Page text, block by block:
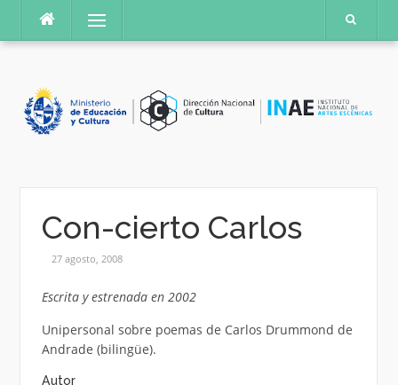
contenido
Menú
Con-cierto Carlos
27 agosto, 2008
Escrita y estrenada en 2002
Unipersonal sobre poemas de Carlos Drummond de
Andrade (bilingüe).
Autor